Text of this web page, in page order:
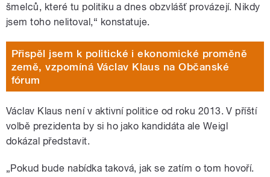
šmelců, které tu politiku a dnes obzvlášť provázejí. Nikdy
jsem toho nelitoval,“ konstatuje.
Přispěl jsem k politické i ekonomické proměně
země, vzpomíná Václav Klaus na Občanské
fórum
Václav Klaus není v aktivní politice od roku 2013. V příští
volbě prezidenta by si ho jako kandidáta ale Weigl
dokázal představit.
„Pokud bude nabídka taková, jak se zatím o tom hovoří.